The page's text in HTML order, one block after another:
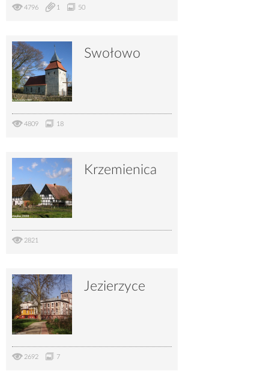
4796 1 50
Swołowo
4809 18
Krzemienica
2821
Jezierzyce
2692 7